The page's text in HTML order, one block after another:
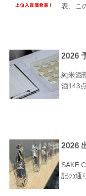
表、こ
2026
純米酒
酒143
2026
SAKE
記の通